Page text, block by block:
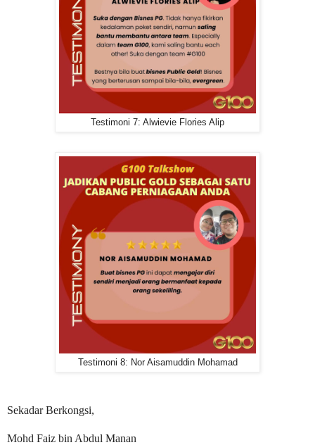
Testimoni 7: Alwievie Flories Alip
Testimoni 8: Nor Aisamuddin Mohamad
Sekadar Berkongsi,
Mohd Faiz bin Abdul Manan